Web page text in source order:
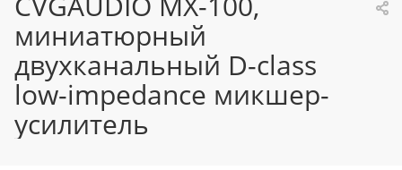
миниатюрный
двухканальный D-class
low-impedance микшер-
усилитель